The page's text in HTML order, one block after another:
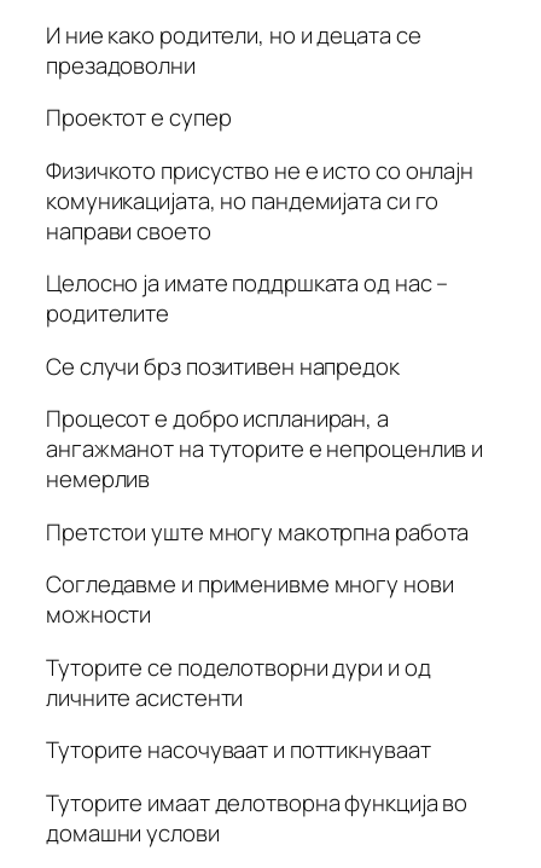
И ние како родители, но и децата се
презадоволни
Проектот е супер
Физичкото присуство не е исто со онлајн
комуникацијата, но пандемијата си го
направи своето
Целосно ја имате поддршката од нас –
родителите
Се случи брз позитивен напредок
Процесот е добро испланиран, а
ангажманот на туторите е непроценлив и
немерлив
Претстои уште многу макотрпна работа
Согледавме и применивме многу нови
можности
Туторите се поделотворни дури и од
личните асистенти
Туторите насочуваат и поттикнуваат
Туторите имаат делотворна функција во
домашни услови